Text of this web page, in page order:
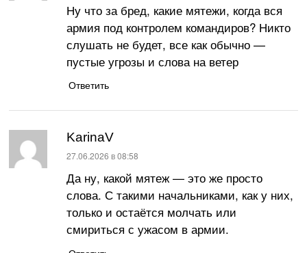
Ну что за бред, какие мятежи, когда вся
армия под контролем командиров? Никто
слушать не будет, все как обычно —
пустые угрозы и слова на ветер
Ответить
KarinaV
:
27.06.2026 в 08:58
Да ну, какой мятеж — это же просто
слова. С такими начальниками, как у них,
только и остаётся молчать или
смириться с ужасом в армии.